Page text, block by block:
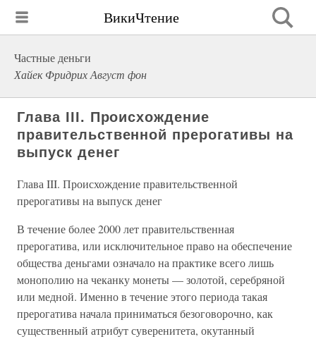
ВикиЧтение
Частные деньги
Хайек Фридрих Август фон
Глава III. Происхождение
правительственной прерогативы на
выпуск денег
Глава III. Происхождение правительственной
прерогативы на выпуск денег
В течение более 2000 лет правительственная
прерогатива, или исключительное право на обеспечение
общества деньгами означало на практике всего лишь
монополию на чеканку монеты — золотой, серебряной
или медной. Именно в течение этого периода такая
прерогатива начала приниматься безоговорочно, как
существенный атрибут суверенитета, окутанный